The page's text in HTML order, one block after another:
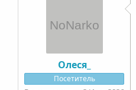
Олеся_
Посетитель